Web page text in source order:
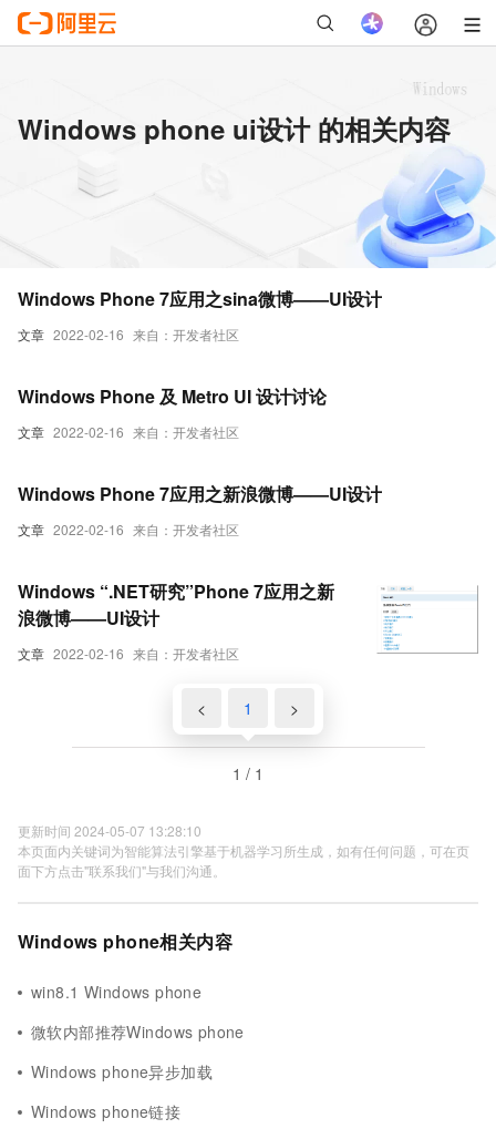
Windows phone ui设计 的相关内容
文章 2022-02-16 来自：开发者社区
Windows Phone 7应用之sina微博——UI设计
文章 2022-02-16 来自：开发者社区
Windows Phone 及 Metro UI 设计讨论
文章 2022-02-16 来自：开发者社区
Windows Phone 7应用之新浪微博——UI设计
文章 2022-02-16 来自：开发者社区
Windows “.NET研究”Phone 7应用之新
浪微博——UI设计
< 1 >
1 / 1
更新时间 2024-05-07 13:28:10
本页面内关键词为智能算法引擎基于机器学习所生成，如有任何问题，可在页
面下方点击"联系我们"与我们沟通。
Windows phone相关内容
win8.1 Windows phone
微软内部推荐Windows phone
Windows phone异步加载
Windows phone链接